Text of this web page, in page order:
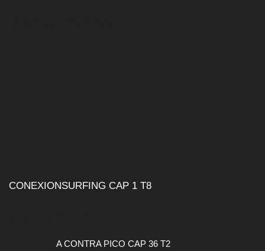
CONEXIONSURFING CAP 1 T8
A CONTRA PICO CAP 36 T2